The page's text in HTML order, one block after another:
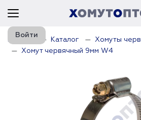
Войти
Главная Каталог
Хомуты
Хомут червячный 9мм W4